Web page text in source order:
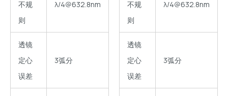
不规
则
λ/4@632.8nm
透镜
定心
误差
3弧分
不规
则
λ/4@632.8nm
透镜
定心
误差
3弧分